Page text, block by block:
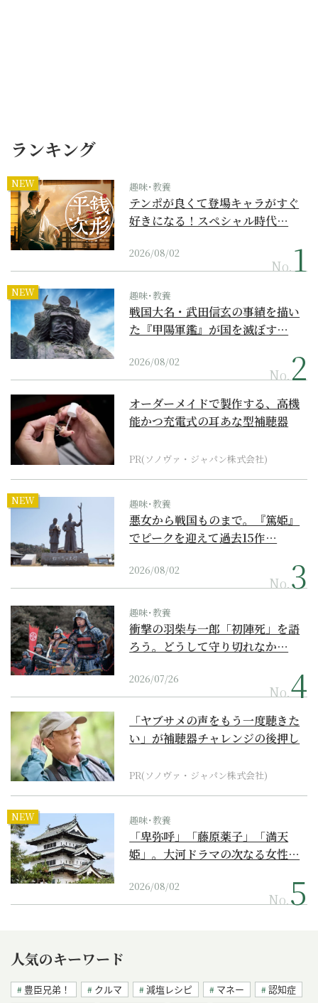
ランキング
NEW 趣味･教養
テンポが良くて登場キャラがすぐ
好きになる！スペシャル時代…
2026/08/02
No.
NEW 趣味･教養
戦国大名・武田信玄の事績を描い
た『甲陽軍鑑』が国を滅ぼす…
2026/08/02
No.
オーダーメイドで製作する、高機
能かつ充電式の耳あな型補聴器
PR(ソノヴァ・ジャパン株式会社)
NEW 趣味･教養
悪女から戦国ものまで。『篤姫』
でピークを迎えて過去15作…
2026/08/02
No.
趣味･教養
衝撃の羽柴与一郎「初陣死」を語
ろう。どうして守り切れなか…
2026/07/26
No.
「ヤブサメの声をもう一度聴きた
い」が補聴器チャレンジの後押し
PR(ソノヴァ・ジャパン株式会社)
NEW 趣味･教養
「卑弥呼」「藤原薬子」「満天
姫」。大河ドラマの次なる女性…
2026/08/02
No.
人気のキーワード
豊臣兄弟！ クルマ 減塩レシピ マネー
認知症